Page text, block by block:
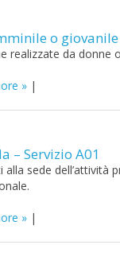
o giovanile
realizzate da donne
|
– Servizio A01
alla sede
|